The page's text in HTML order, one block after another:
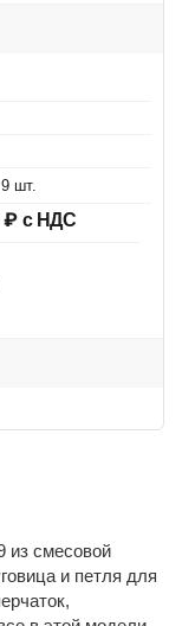
9 шт.
₽ с НДС
из смесовой
и петля для